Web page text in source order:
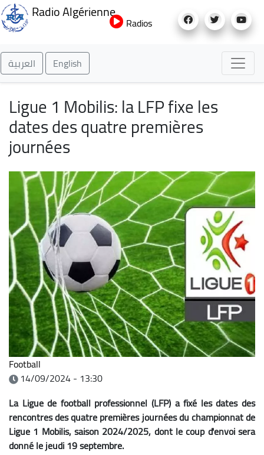
au
Radio Algérienne
Radios
العربية English
Ligue 1 Mobilis: la LFP fixe les
dates des quatre premières
journées
Football
14/09/2024 - 13:30
La Ligue de football professionnel (LFP) a fixé les dates des
rencontres des quatre premières journées du championnat de
Ligue 1 Mobilis, saison 2024/2025, dont le coup d'envoi sera
donné le jeudi 19 septembre.